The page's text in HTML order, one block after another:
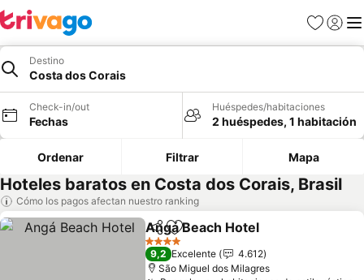
Favoritos
Iniciar
Destino
Costa dos Corais
Check-in/out
Fechas
Huéspedes/habitaciones
2 huéspedes, 1 habitación
Ordenar Filtrar Mapa
Hoteles baratos en Costa dos Corais, Brasil
Cómo los pagos afectan nuestro ranking
CompartirAgregar a favoritos
Angá Beach Hotel
4 Estrellas
9,2 Excelente
4.612
São Miguel dos Milagres